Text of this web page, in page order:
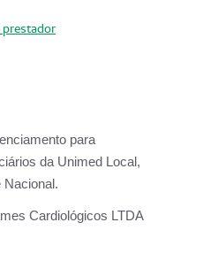
prestador
para
da Unimed Local,
Nacional.
Cardiológicos LTDA